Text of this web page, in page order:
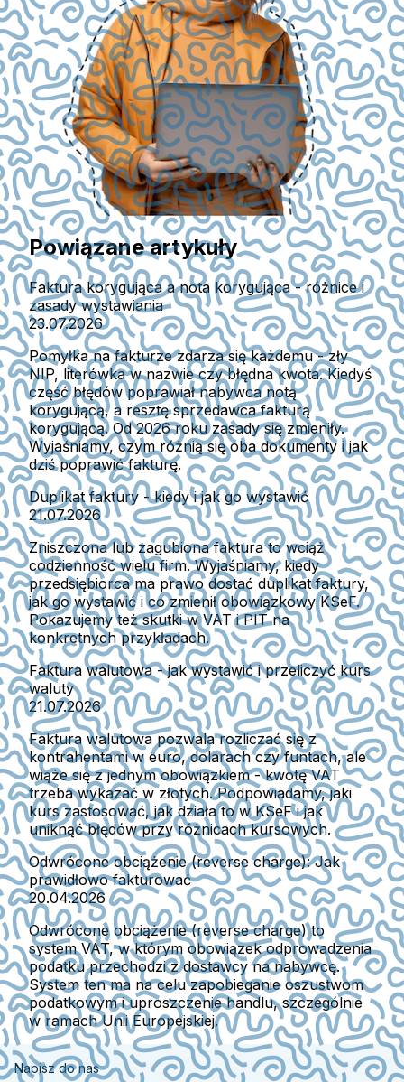
Powiązane artykuły
Faktura korygująca a nota korygująca - różnice i
zasady wystawiania
23.07.2026
Pomyłka na fakturze zdarza się każdemu - zły
NIP, literówka w nazwie czy błędna kwota. Kiedyś
część błędów poprawiał nabywca notą
korygującą, a resztę sprzedawca fakturą
korygującą. Od 2026 roku zasady się zmieniły.
Wyjaśniamy, czym różnią się oba dokumenty i jak
dziś poprawić fakturę.
Duplikat faktury - kiedy i jak go wystawić
21.07.2026
Zniszczona lub zagubiona faktura to wciąż
codzienność wielu firm. Wyjaśniamy, kiedy
przedsiębiorca ma prawo dostać duplikat faktury,
jak go wystawić i co zmienił obowiązkowy KSeF.
Pokazujemy też skutki w VAT i PIT na
konkretnych przykładach.
Faktura walutowa - jak wystawić i przeliczyć kurs
waluty
21.07.2026
Faktura walutowa pozwala rozliczać się z
kontrahentami w euro, dolarach czy funtach, ale
wiąże się z jednym obowiązkiem - kwotę VAT
trzeba wykazać w złotych. Podpowiadamy, jaki
kurs zastosować, jak działa to w KSeF i jak
uniknąć błędów przy różnicach kursowych.
Odwrócone obciążenie (reverse charge): Jak
prawidłowo fakturować
20.04.2026
Odwrócone obciążenie (reverse charge) to
system VAT, w którym obowiązek odprowadzenia
podatku przechodzi z dostawcy na nabywcę.
System ten ma na celu zapobieganie oszustwom
podatkowym i uproszczenie handlu, szczególnie
w ramach Unii Europejskiej.
Napisz do nas